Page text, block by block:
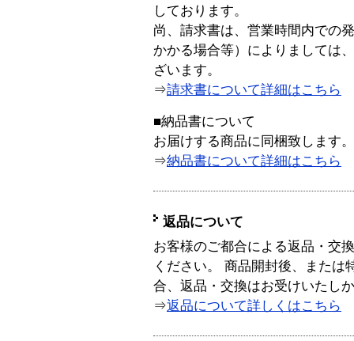
しております。
尚、請求書は、営業時間内での
かかる場合等）によりましては
ざいます。
⇒請求書について詳細はこちら
■納品書について
お届けする商品に同梱致します。
⇒納品書について詳細はこちら
返品について
お客様のご都合による返品・交
ください。 商品開封後、または
合、返品・交換はお受けいたし
⇒返品について詳しくはこちら